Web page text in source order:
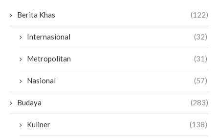
Berita Khas (122)
Internasional (32)
Metropolitan (31)
Nasional (57)
Budaya (283)
Kuliner (138)